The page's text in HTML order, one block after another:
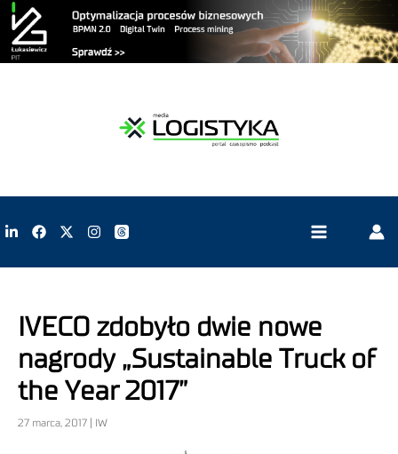
IVECO zdobyło dwie nowe
nagrody „Sustainable Truck of
the Year 2017”
27 marca, 2017 | IW